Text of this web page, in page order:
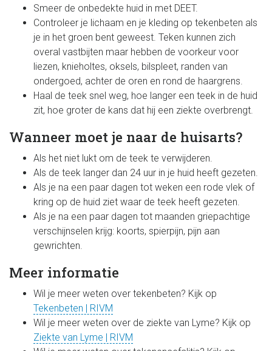
Smeer de onbedekte huid in met DEET.
Controleer je lichaam en je kleding op tekenbeten als
je in het groen bent geweest. Teken kunnen zich
overal vastbijten maar hebben de voorkeur voor
liezen, knieholtes, oksels, bilspleet, randen van
ondergoed, achter de oren en rond de haargrens.
Haal de teek snel weg, hoe langer een teek in de huid
zit, hoe groter de kans dat hij een ziekte overbrengt.
Wanneer moet je naar de huisarts?
Als het niet lukt om de teek te verwijderen.
Als de teek langer dan 24 uur in je huid heeft gezeten.
Als je na een paar dagen tot weken een rode vlek of
kring op de huid ziet waar de teek heeft gezeten.
Als je na een paar dagen tot maanden griepachtige
verschijnselen krijg: koorts, spierpijn, pijn aan
gewrichten.
Meer informatie
Wil je meer weten over tekenbeten? Kijk op
Tekenbeten | RIVM
Wil je meer weten over de ziekte van Lyme? Kijk op
Ziekte van Lyme | RIVM